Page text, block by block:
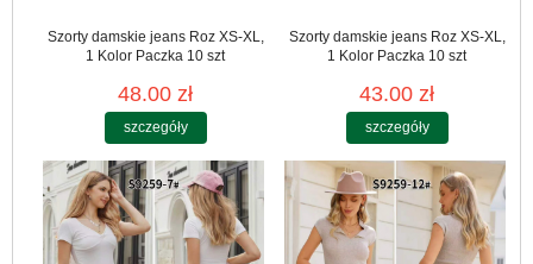
Szorty damskie jeans Roz XS-XL,
1 Kolor Paczka 10 szt
48.00 zł
szczegóły
Szorty damskie jeans Roz XS-XL,
1 Kolor Paczka 10 szt
43.00 zł
szczegóły